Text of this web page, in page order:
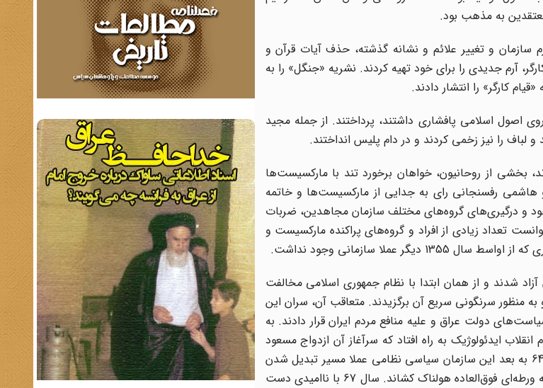
به مذهب بود.
مارکسیست با حفظ آرم سازمان و تغییر علائم و نشانه گذشته، حذف آیات قرآن و
آرم جدیدی را برای خود تهیه کردند. نشریه «جنگل» را به
کارگر» را انتشار دادند.
اسلامی پافشاری داشتند، پرداختند. از جمله مجید
را نیز زخمی کردند و در دام پلیس انداختند.
از روحانیون، خواهان برخورد تند با مارکسیست‌ها
هاشمی رفسنجانی رای به جدایی از مارکسیست‌ها و خاتمه
در هر حال انشعاب سال 1354، اختلاف‌های موجود و درگیری‌های گروه‌های مختلف سازمان مجاهدین، ضربات
تعداد زیادی از افراد و گروه‌های پراکنده مارکسیست و
سازمانی وجود نداشت.
آزاد شدند و از همان ابتدا با نظام جمهوری اسلامی مخالفت
نظام و به منظور سرنگونی سریع آن برگزیدند. متعاقب آن، سران این
دولت عراق و علیه منافع مردم ایران قرار دادند. به
ایدئولوژیک به راه افتاد که سرآغاز آن ازدواج مسعود
رجوی و مریم قجر عضدانلو همسر مهدی ابریشمچی بود. از این سرفصل یعنی از 64 به بعد این سازمان سیاسی نظامی عملا مسیر تبدیل شدن
به یک فرقه مذهبی ـ تروریستی خطرناک را بسرعت طی کرد و نیروهای خود را به ورطه‌ای فوق‌العاده هولناک کشاند. سال 67 با ناامیدی دست